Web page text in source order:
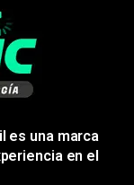
es una marca
en el